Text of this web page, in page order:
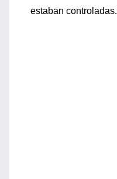
estaban controladas.